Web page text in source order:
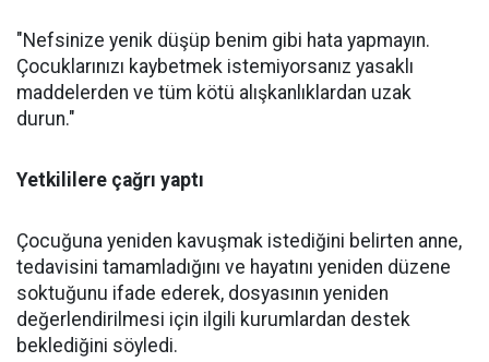
"Nefsinize yenik düşüp benim gibi hata yapmayın.
Çocuklarınızı kaybetmek istemiyorsanız yasaklı
maddelerden ve tüm kötü alışkanlıklardan uzak
durun."
Yetkililere çağrı yaptı
Çocuğuna yeniden kavuşmak istediğini belirten anne,
tedavisini tamamladığını ve hayatını yeniden düzene
soktuğunu ifade ederek, dosyasının yeniden
değerlendirilmesi için ilgili kurumlardan destek
beklediğini söyledi.